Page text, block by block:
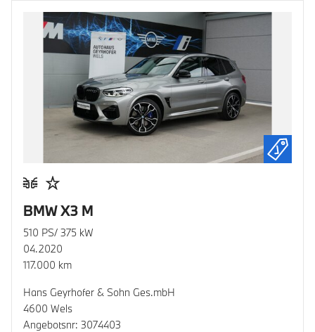
BMW X3 M
510 PS/ 375 kW
04.2020
117.000 km
Hans Geyrhofer & Sohn Ges.mbH
4600 Wels
Angebotsnr: 3074403